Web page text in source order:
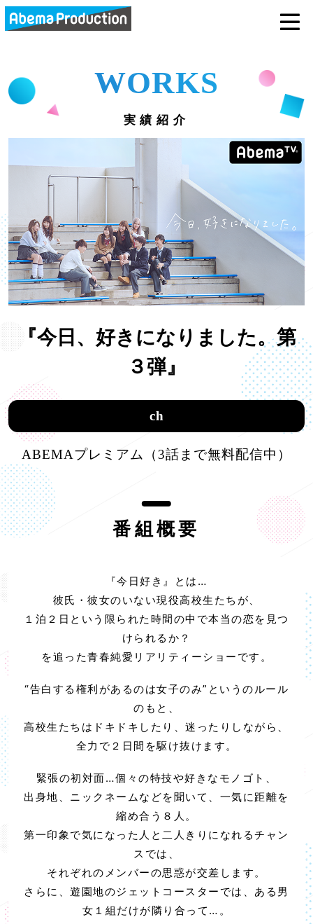
WORKS
実績紹介
『今日、好きになりました。第
３弾』
ch
ABEMAプレミアム（3話まで無料配信中）
番組概要
『今日好き』とは…
彼氏・彼女のいない現役高校生たちが、
１泊２日という限られた時間の中で本当の恋を見つ
けられるか？
を追った青春純愛リアリティーショーです。
“告白する権利があるのは女子のみ”というのルール
のもと、
高校生たちはドキドキしたり、迷ったりしながら、
全力で２日間を駆け抜けます。
緊張の初対面…個々の特技や好きなモノゴト、
出身地、ニックネームなどを聞いて、一気に距離を
縮め合う８人。
第一印象で気になった人と二人きりになれるチャン
スでは、
それぞれのメンバーの思惑が交差します。
さらに、遊園地のジェットコースターでは、ある男
女１組だけが隣り合って…。